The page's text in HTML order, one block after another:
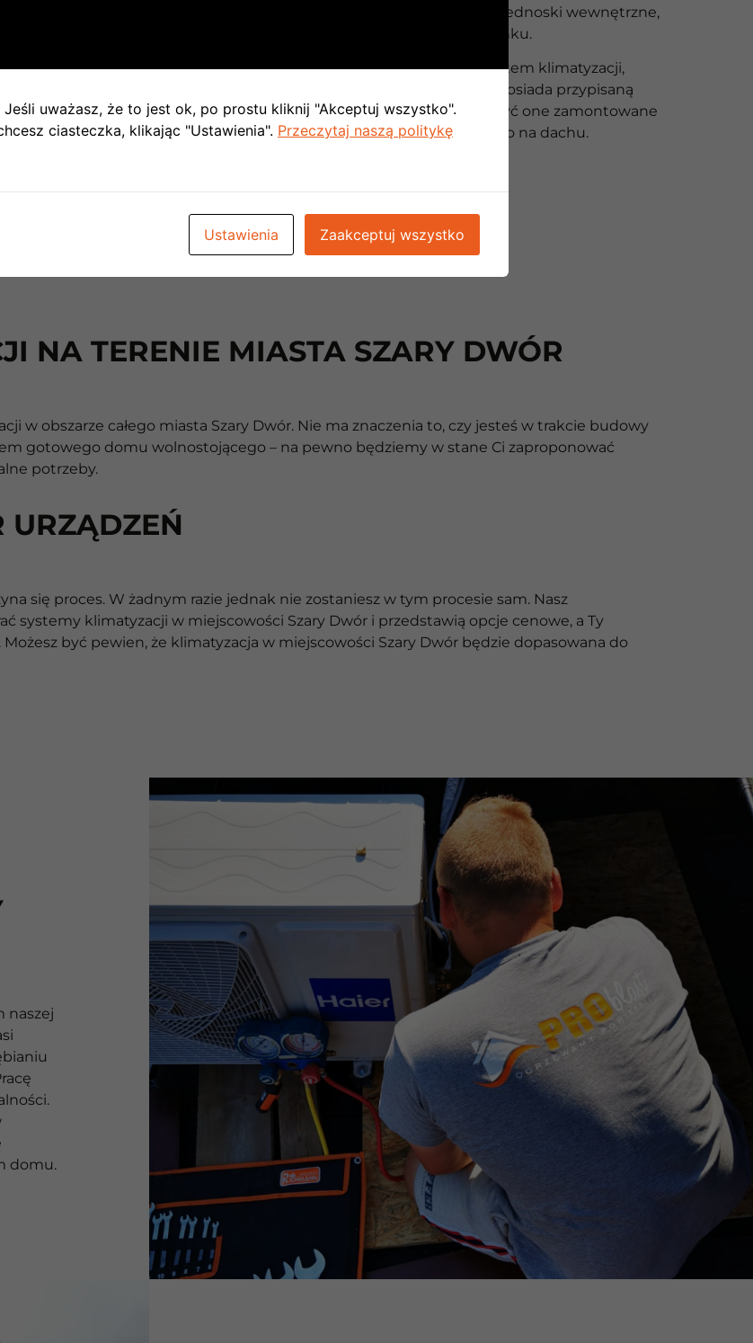
Multi Split. Może on zasilić wszystkie jednoski wewnętrzne,
które zostaną zainstalowane w budynku.
Mniej kosztowną alternatywą jest system klimatyzacji,
gdzie każda jednostka wewnętrzna posiada przypisaną
sobie jednostkę zewnętrzną. Mogą być one zamontowane
na zewnętrznej elewacji budynku albo na dachu.
NA TERENIE MIASTA SZARY DWÓR
w obszarze całego miasta Szary Dwór. Nie ma znaczenia to, czy jesteś w trakcie budowy
gotowego domu wolnostojącego – na pewno będziemy w stane Ci zaproponować
potrzeby.
się proces. W żadnym razie jednak nie zostaniesz w tym procesie sam. Nasz
systemy klimatyzacji w miejscowości Szary Dwór i przedstawią opcje cenowe, a Ty
być pewien, że klimatyzacja w miejscowości Szary Dwór będzie dopasowana do
naszej
domu.
Jeśli uważasz, że to jest ok, po prostu kliknij "Akceptuj wszystko".
ciasteczka, klikając "Ustawienia". Przeczytaj naszą politykę
Ustawienia Zaakceptuj wszystko